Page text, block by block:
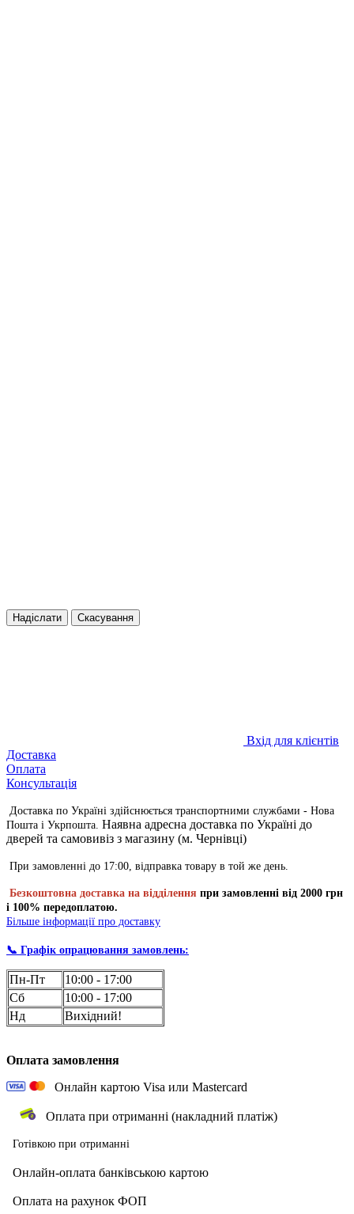
Надіслати Скасування
Вхід для клієнтів
Доставка
Оплата
Консультація
Доставка по Україні здійснюється транспортними службами - Нова
Пошта і Укрпошта. Наявна адресна доставка по Україні до
дверей та самовивіз з магазину (м. Чернівці)
При замовленні до 17:00, відправка товару в той же день.
Безкоштовна доставка на відділення при замовленні від 2000 грн
і 100% передоплатою.
Більше інформації про доставку
📞 Графік опрацювання замовлень:
Пн-Пт
10:00 - 17:00
Сб
10:00 - 17:00
Нд
Вихідний!
Оплата замовлення
Онлайн картою Visa или Mastercard
Оплата при отриманні (накладний платіж)
Готівкою при отриманні
Онлайн-оплата банківською картою
Оплата на рахунок ФОП